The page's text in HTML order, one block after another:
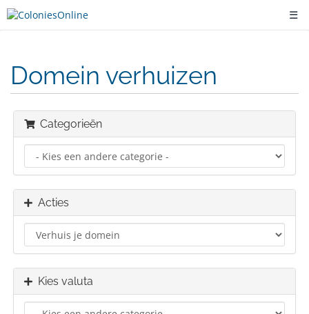
☰
Domein verhuizen
Categorieën
Acties
Kies valuta